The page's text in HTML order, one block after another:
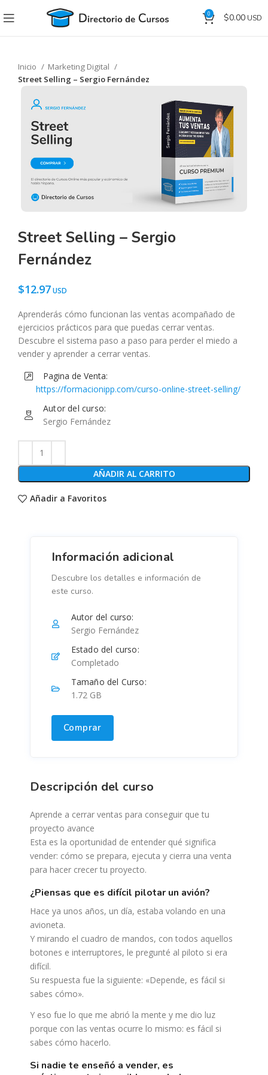
0 $0.00
Inicio
Marketing Digital
Street Selling – Sergio Fernández
Street Selling – Sergio
Fernández
$12.97
Aprenderás cómo funcionan las ventas acompañado de
ejercicios prácticos para que puedas cerrar ventas.
Descubre el sistema paso a paso para perder el miedo a
vender y aprender a cerrar ventas.
Pagina de Venta:
https://formacionipp.com/curso-online-street-selling/
Autor del curso:
Sergio Fernández
AÑADIR AL CARRITO
Añadir a Favoritos
Descripción del curso
Aprende a cerrar ventas para conseguir que tu
proyecto avance
Esta es la oportunidad de entender qué significa
vender: cómo se prepara, ejecuta y cierra una venta
para hacer crecer tu proyecto.
¿piensas que es difícil pilotar un avión?
Hace ya unos años, un día, estaba volando en una
avioneta.
Y mirando el cuadro de mandos, con todos aquellos
botones e interruptores, le pregunté al piloto si era
difícil.
Su respuesta fue la siguiente: «Depende, es fácil si
sabes cómo».
Y eso fue lo que me abrió la mente y me dio luz
porque con las ventas ocurre lo mismo: es fácil si
sabes cómo hacerlo.
si nadie te enseñó a vender, es
Información adicional
Descubre los detalles e información de
este curso.
Autor del curso:
Sergio Fernández
Estado del curso:
Completado
Tamaño del Curso:
1.72 GB
Comprar